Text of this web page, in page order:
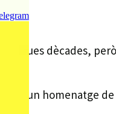
dues dècades,
un homenatge